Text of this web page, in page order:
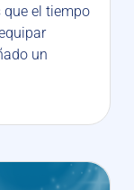
que el tiempo
un